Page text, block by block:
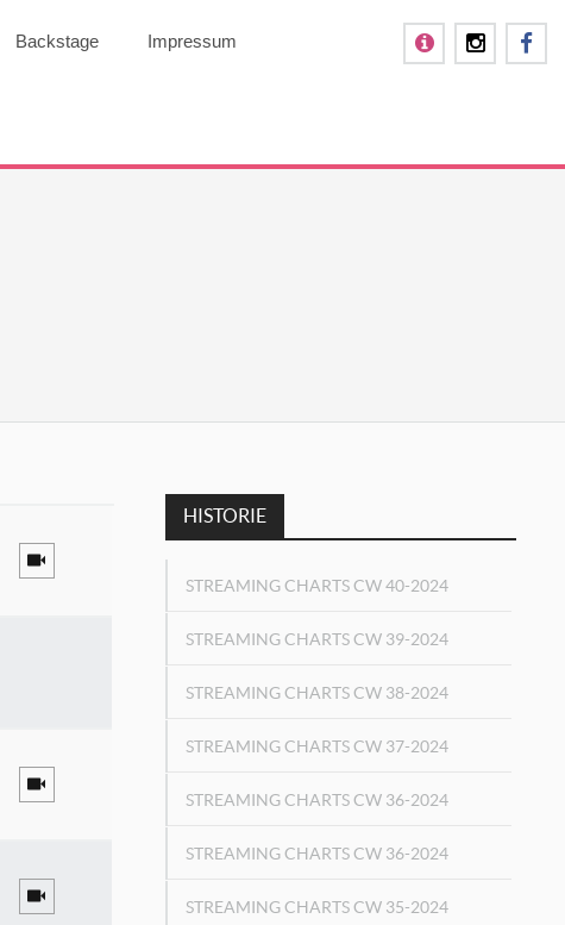
Backstage Impressum
HISTORIE
STREAMING CHARTS CW 40-2024
STREAMING CHARTS CW 39-2024
STREAMING CHARTS CW 38-2024
STREAMING CHARTS CW 37-2024
STREAMING CHARTS CW 36-2024
STREAMING CHARTS CW 36-2024
STREAMING CHARTS CW 35-2024